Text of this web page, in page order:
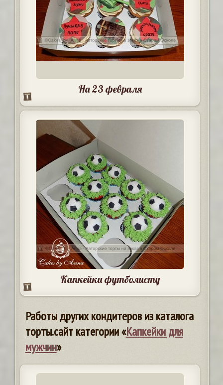
На 23 февраля
Капкейки футболисту
Работы других кондитеров из каталога
торты.сайт категории «Капкейки для
мужчин»